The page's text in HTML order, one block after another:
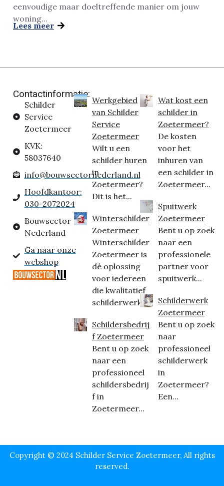
eenvoudige maar doeltreffende manier om jouw
woning...
Lees meer
Contactinformatie:
Schilder
Service
Zoetermeer
KVK:
58037640
info@bouwsectornederland.nl
Hoofdkantoor:
030-2072024
Bouwsector
Nederland
Ga naar onze
webshop
Werkgebied
van Schilder
Service
Zoetermeer
Wilt u een
schilder huren
in
Zoetermeer?
Dit is het...
Winterschilder
Zoetermeer
Winterschilder
Zoetermeer is
dé oplossing
voor iedereen
die kwalitatief
schilderwerk...
Schildersbedrij
f Zoetermeer
Bent u op zoek
naar een
professioneel
schildersbedrij
f in
Zoetermeer...
Wat kost een
schilder in
Zoetermeer?
De kosten
voor het
inhuren van
een schilder in
Zoetermeer...
Spuitwerk
Zoetermeer
Bent u op zoek
naar een
professionele
partner voor
spuitwerk...
Schilderwerk
Zoetermeer
Bent u op zoek
naar
professioneel
schilderwerk
in
Zoetermeer?
Een...
Copyright © 2024 Schilder Service Zoetermeer, All rights
reserved.